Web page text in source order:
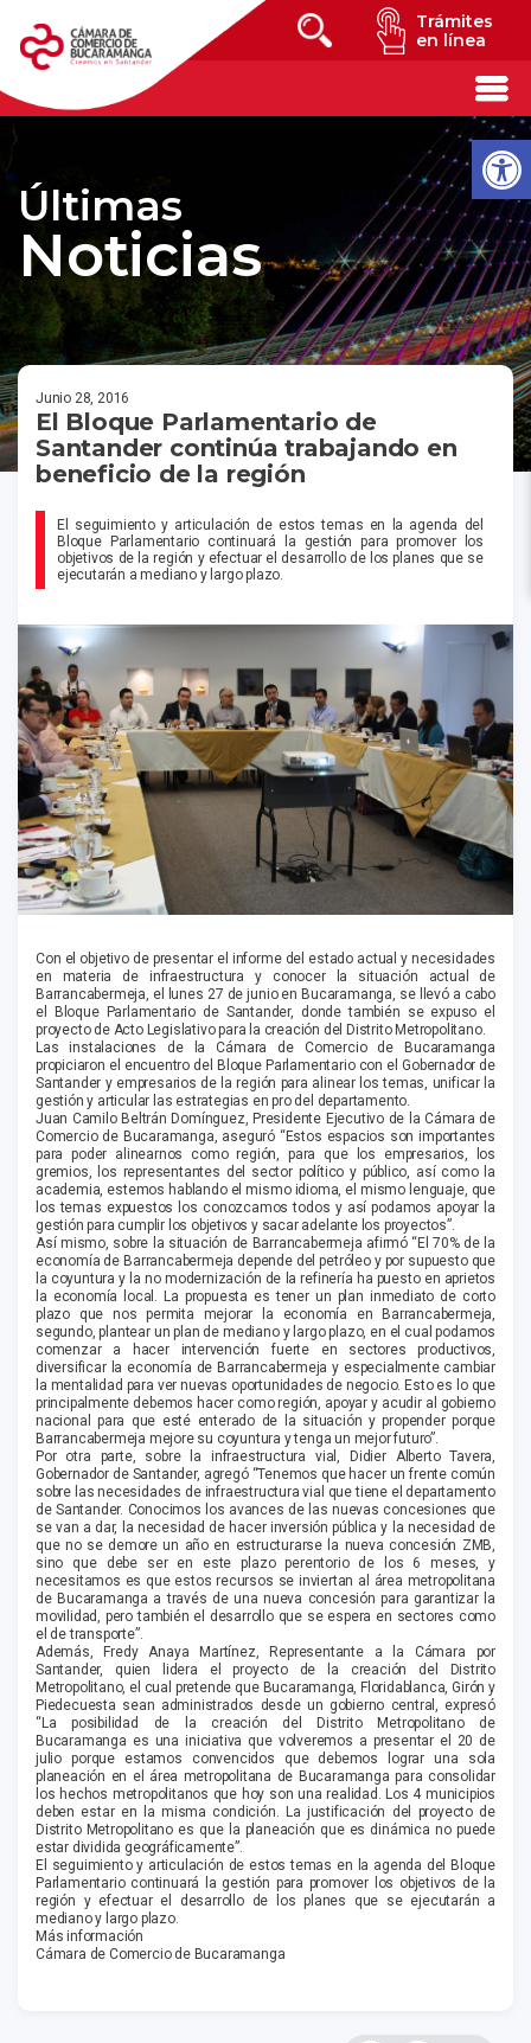
Trámites
en línea
Últimas
Noticias
Junio 28, 2016
El Bloque Parlamentario de
Santander continúa trabajando en
beneficio de la región
El seguimiento y articulación de estos temas en la agenda del
Bloque Parlamentario continuará la gestión para promover los
objetivos de la región y efectuar el desarrollo de los planes que se
ejecutarán a mediano y largo plazo.
Con el objetivo de presentar el informe del estado actual y necesidades
en materia de infraestructura y conocer la situación actual de
Barrancabermeja, el lunes 27 de junio en Bucaramanga, se llevó a cabo
el Bloque Parlamentario de Santander, donde también se expuso el
proyecto de Acto Legislativo para la creación del Distrito Metropolitano.
Las instalaciones de la Cámara de Comercio de Bucaramanga
propiciaron el encuentro del Bloque Parlamentario con el Gobernador de
Santander y empresarios de la región para alinear los temas, unificar la
gestión y articular las estrategias en pro del departamento.
Juan Camilo Beltrán Domínguez, Presidente Ejecutivo de la Cámara de
Comercio de Bucaramanga, aseguró “Estos espacios son importantes
para poder alinearnos como región, para que los empresarios, los
gremios, los representantes del sector político y público, así como la
academia, estemos hablando el mismo idioma, el mismo lenguaje, que
los temas expuestos los conozcamos todos y así podamos apoyar la
gestión para cumplir los objetivos y sacar adelante los proyectos”.
Así mismo, sobre la situación de Barrancabermeja afirmó “El 70% de la
economía de Barrancabermeja depende del petróleo y por supuesto que
la coyuntura y la no modernización de la refinería ha puesto en aprietos
la economía local. La propuesta es tener un plan inmediato de corto
plazo que nos permita mejorar la economía en Barrancabermeja,
segundo, plantear un plan de mediano y largo plazo, en el cual podamos
comenzar a hacer intervención fuerte en sectores productivos,
diversificar la economía de Barrancabermeja y especialmente cambiar
la mentalidad para ver nuevas oportunidades de negocio. Esto es lo que
principalmente debemos hacer como región, apoyar y acudir al gobierno
nacional para que esté enterado de la situación y propender porque
Barrancabermeja mejore su coyuntura y tenga un mejor futuro”.
Por otra parte, sobre la infraestructura vial, Didier Alberto Tavera,
Gobernador de Santander, agregó “Tenemos que hacer un frente común
sobre las necesidades de infraestructura vial que tiene el departamento
de Santander. Conocimos los avances de las nuevas concesiones que
se van a dar, la necesidad de hacer inversión pública y la necesidad de
que no se demore un año en estructurarse la nueva concesión ZMB,
sino que debe ser en este plazo perentorio de los 6 meses, y
necesitamos es que estos recursos se inviertan al área metropolitana
de Bucaramanga a través de una nueva concesión para garantizar la
movilidad, pero también el desarrollo que se espera en sectores como
el de transporte”.
Además, Fredy Anaya Martínez, Representante a la Cámara por
Santander, quien lidera el proyecto de la creación del Distrito
Metropolitano, el cual pretende que Bucaramanga, Floridablanca, Girón y
Piedecuesta sean administrados desde un gobierno central, expresó
“La posibilidad de la creación del Distrito Metropolitano de
Bucaramanga es una iniciativa que volveremos a presentar el 20 de
julio porque estamos convencidos que debemos lograr una sola
planeación en el área metropolitana de Bucaramanga para consolidar
los hechos metropolitanos que hoy son una realidad. Los 4 municipios
deben estar en la misma condición. La justificación del proyecto de
Distrito Metropolitano es que la planeación que es dinámica no puede
estar dividida geográficamente”.
El seguimiento y articulación de estos temas en la agenda del Bloque
Parlamentario continuará la gestión para promover los objetivos de la
región y efectuar el desarrollo de los planes que se ejecutarán a
mediano y largo plazo.
Más información
Cámara de Comercio de Bucaramanga